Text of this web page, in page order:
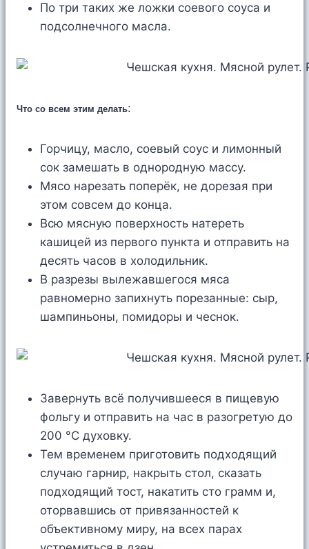
По три таких же ложки соевого соуса и
подсолнечного масла.
Что со всем этим делать:
Горчицу, масло, соевый соус и лимонный
сок замешать в однородную массу.
Мясо нарезать поперёк, не дорезая при
этом совсем до конца.
Всю мясную поверхность натереть
кашицей из первого пункта и отправить на
десять часов в холодильник.
В разрезы вылежавшегося мяса
равномерно запихнуть порезанные: сыр,
шампиньоны, помидоры и чеснок.
Завернуть всё получившееся в пищевую
фольгу и отправить на час в разогретую до
200 °C духовку.
Тем временем приготовить подходящий
случаю гарнир, накрыть стол, сказать
подходящий тост, накатить сто грамм и,
оторвавшись от привязанностей к
объективному миру, на всех парах